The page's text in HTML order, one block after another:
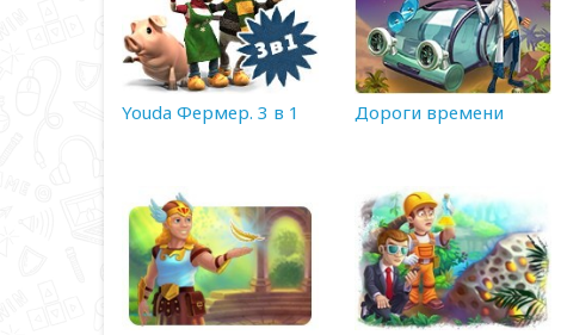
Youda Фермер. 3 в 1 Дороги времени